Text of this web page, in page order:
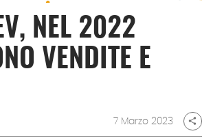
NEL 2022
VENDITE E
7 Marzo 2023 share